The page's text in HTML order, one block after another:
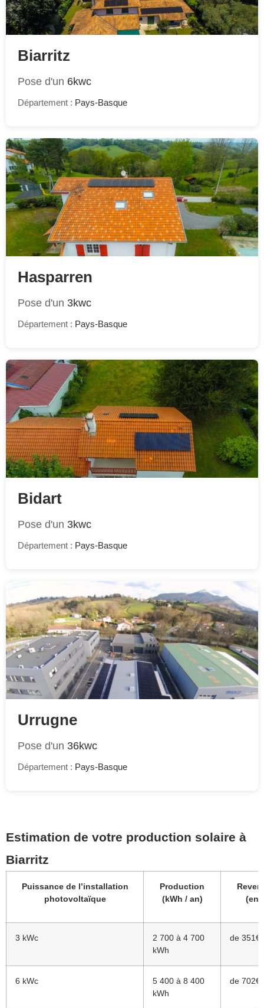
Biarritz
Pose d'un 6kwc
Département : Pays-Basque
Hasparren
Pose d'un 3kwc
Département : Pays-Basque
Bidart
Pose d'un 3kwc
Département : Pays-Basque
Urrugne
Pose d'un 36kwc
Département : Pays-Basque
Estimation de votre production solaire à
Biarritz
Puissance de l’installation
photovoltaïque
Production
(kWh / an)
(en
3 kWc
2 700 à 4 700
kWh
de 351€
6 kWc
5 400 à 8 400
kWh
de 702€